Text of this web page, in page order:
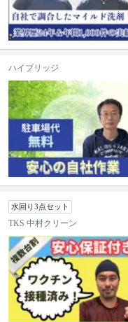
ハイブリッジ
水回り3点セット
TKS 中村クリーン